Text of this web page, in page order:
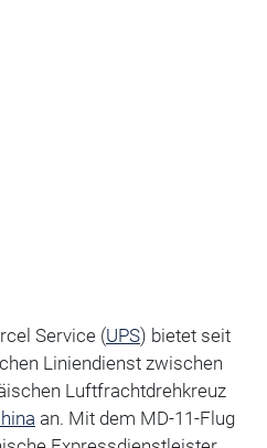
Service (UPS) bietet seit
Liniendienst zwischen
Luftfrachtdrehkreuz
an. Mit dem MD-11-Flug